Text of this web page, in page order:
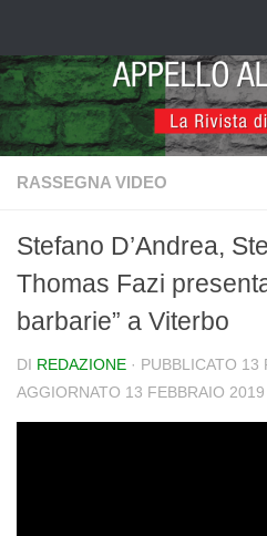
RASSEGNA VIDEO
Stefano D’Andrea,
Thomas Fazi
barbarie” a Viterbo
DI REDAZIONE · PUBBLICATO 13
AGGIORNATO 13 FEBBRAIO 2019